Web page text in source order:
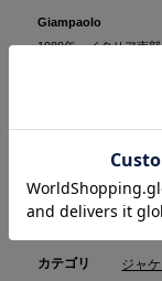
Giampaolo
1988年、イタリア南
GIAMPAOLO（ジャ
ジ ボレッリでの経験
らかさを兼備。現在
す。
カテゴリ ジャ